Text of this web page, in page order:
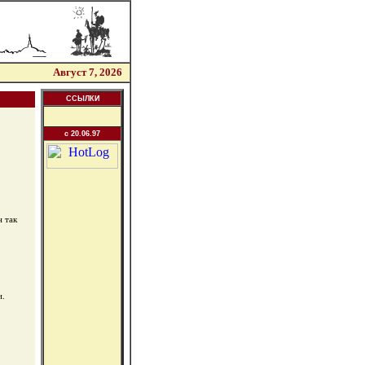
Август 7, 2026
так
ССЫЛКИ
c 20.06.97